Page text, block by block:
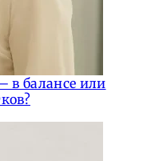
в балансе или